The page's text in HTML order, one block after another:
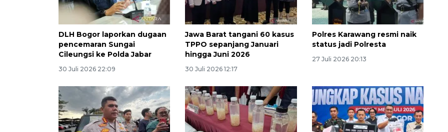
DLH Bogor laporkan dugaan
pencemaran Sungai
Cileungsi ke Polda Jabar
30 Juli 2026 22:09
Jawa Barat tangani 60 kasus
TPPO sepanjang Januari
hingga Juni 2026
30 Juli 2026 12:17
Polres Karawang resmi naik
status jadi Polresta
27 Juli 2026 20:13